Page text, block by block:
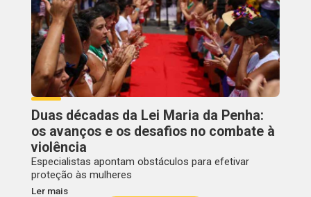
Duas décadas da Lei Maria da Penha:
os avanços e os desafios no combate à
violência
Especialistas apontam obstáculos para efetivar
proteção às mulheres
Ler mais